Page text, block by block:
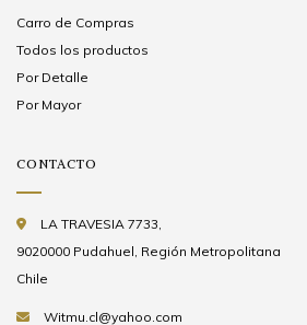
Carro de Compras
Todos los productos
Por Detalle
Por Mayor
CONTACTO
LA TRAVESIA 7733,
9020000 Pudahuel, Región Metropolitana
Chile
Witmu.cl@yahoo.com